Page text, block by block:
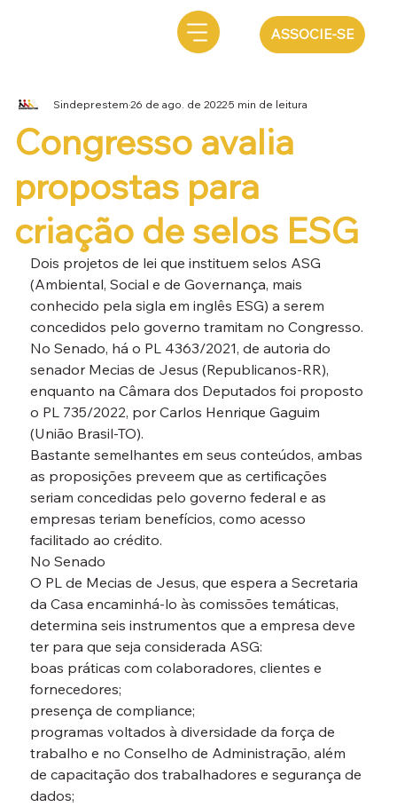
ASSOCIE-SE
Congresso avalia
propostas para
criação de selos ESG
Sindeprestem26 de ago. de 20225 min de leitura
Dois projetos de lei que instituem selos ASG
(Ambiental, Social e de Governança, mais
conhecido pela sigla em inglês ESG) a serem
concedidos pelo governo tramitam no Congresso.
No Senado, há o PL 4363/2021, de autoria do
senador Mecias de Jesus (Republicanos-RR),
enquanto na Câmara dos Deputados foi proposto
o PL 735/2022, por Carlos Henrique Gaguim
(União Brasil-TO).
Bastante semelhantes em seus conteúdos, ambas
as proposições preveem que as certificações
seriam concedidas pelo governo federal e as
empresas teriam benefícios, como acesso
facilitado ao crédito.
No Senado
O PL de Mecias de Jesus, que espera a Secretaria
da Casa encaminhá-lo às comissões temáticas,
determina seis instrumentos que a empresa deve
ter para que seja considerada ASG:
boas práticas com colaboradores, clientes e
fornecedores;
presença de compliance;
programas voltados à diversidade da força de
trabalho e no Conselho de Administração, além
de capacitação dos trabalhadores e segurança de
dados;